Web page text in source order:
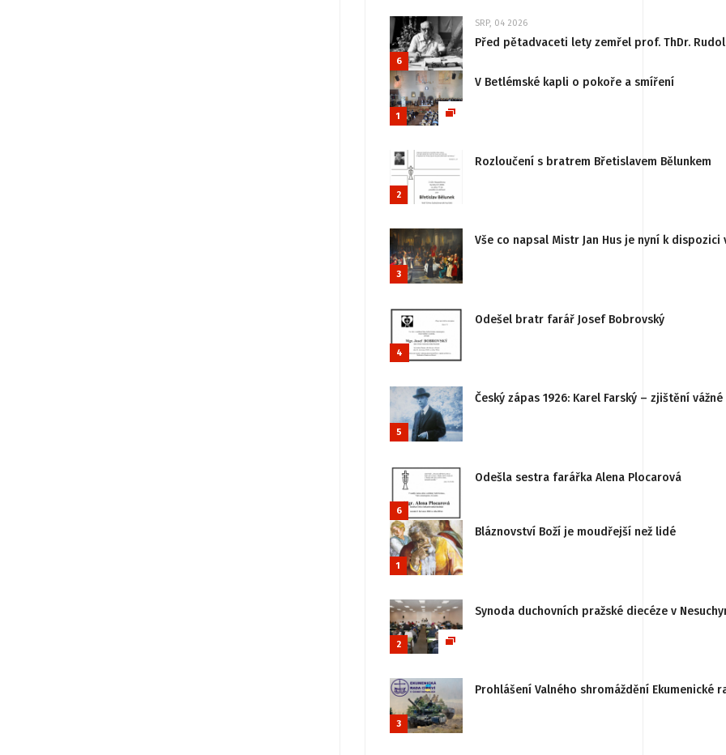
6
SRP, 04 2026
Před pětadvaceti lety zemřel prof. ThDr.
1
V Betlémské kapli o pokoře a smíření
2
Rozloučení s bratrem Břetislavem Bělunkem
3
Vše co napsal Mistr Jan Hus je nyní k
4
Odešel bratr farář Josef Bobrovský
5
Český zápas 1926: Karel Farský – zjištění
6
Odešla sestra farářka Alena Plocarová
1
Bláznovství Boží je moudřejší než lidé
2
Synoda duchovních pražské diecéze v
3
Prohlášení Valného shromáždění